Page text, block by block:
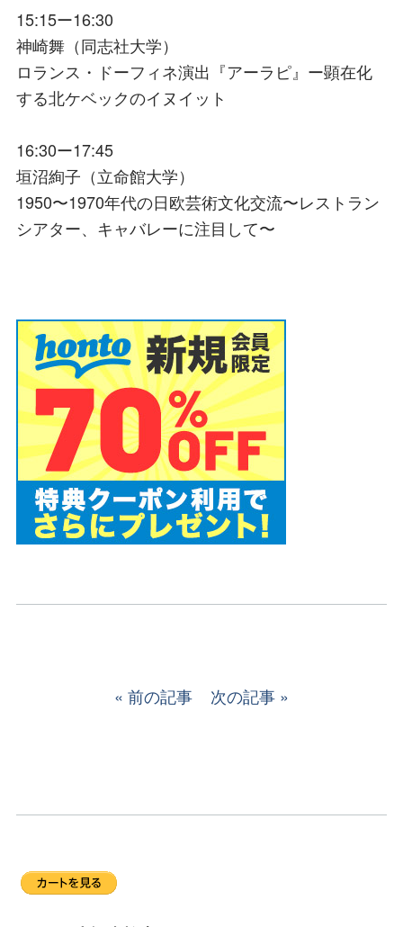
15:15ー16:30
神崎舞（同志社大学）
ロランス・ドーフィネ演出『アーラピ』ー顕在化
する北ケベックのイヌイット
16:30ー17:45
垣沼絢子（立命館大学）
1950〜1970年代の日欧芸術文化交流〜レストラン
シアター、キャバレーに注目して〜
前の記事 次の記事